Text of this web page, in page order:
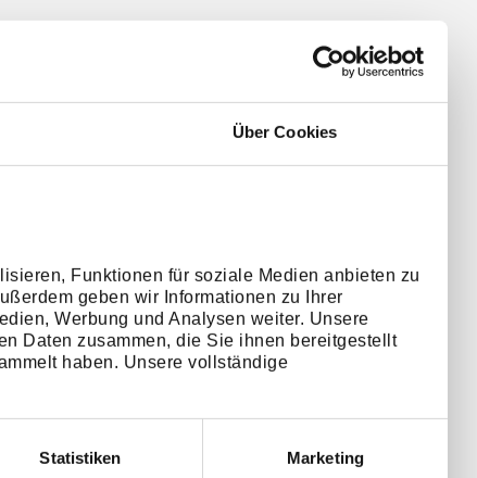
Über Cookies
Funktionen für soziale Medien anbieten zu
geben wir Informationen zu Ihrer
Werbung und Analysen weiter. Unsere
Daten zusammen, die Sie ihnen bereitgestellt
haben. Unsere vollständige
Statistiken Marketing